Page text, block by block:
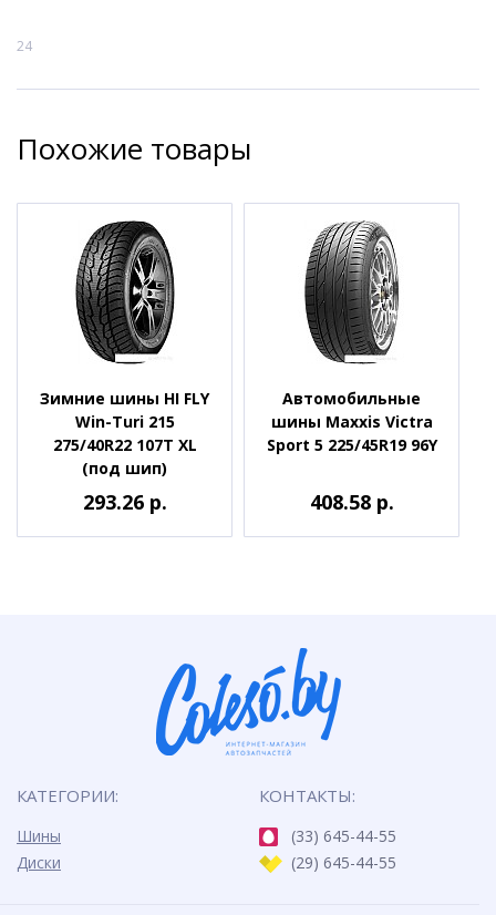
24
Похожие товары
Зимние шины HI FLY
Win-Turi 215
275/40R22 107T XL
(под шип)
293.26 р.
Автомобильные
шины Maxxis Victra
Sport 5 225/45R19 96Y
408.58 р.
КАТЕГОРИИ:
Шины
Диски
КОНТАКТЫ:
(33) 645-44-55
(29) 645-44-55